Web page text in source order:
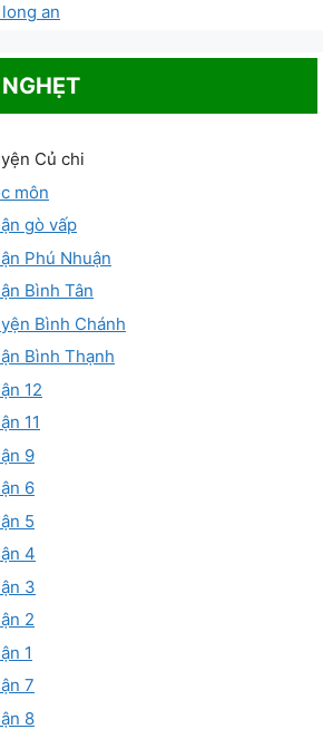
an
Củ chi
môn
gò vấp
Phú Nhuận
Bình Tân
Bình Chánh
Bình Thạnh
12
11
9
6
5
4
3
2
1
7
8